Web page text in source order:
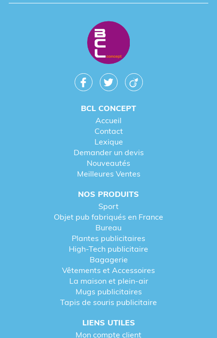
BCL CONCEPT
Accueil
Contact
Lexique
Demander un devis
Nouveautés
Meilleures Ventes
NOS PRODUITS
Sport
Objet pub fabriqués en France
Bureau
Plantes publicitaires
High-Tech publicitaire
Bagagerie
Vêtements et Accessoires
La maison et plein-air
Mugs publicitaires
Tapis de souris publicitaire
LIENS UTILES
Mon compte client